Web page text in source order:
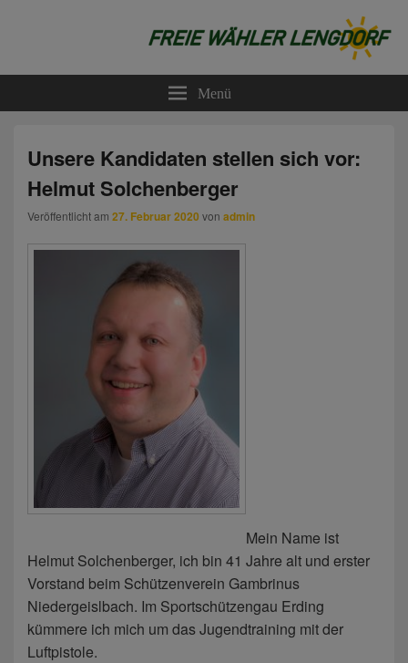
Freie Wähler Lengdorf
Menü
Unsere Kandidaten stellen sich vor:
Helmut Solchenberger
Veröffentlicht am 27. Februar 2020 von admin
Mein Name ist
Helmut Solchenberger, ich bin 41 Jahre alt und erster
Vorstand beim Schützenverein Gambrinus
Niedergeislbach. Im Sportschützengau Erding
kümmere ich mich um das Jugendtraining mit der
Luftpistole.